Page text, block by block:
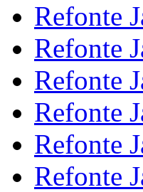
Refonte
Refonte
Refonte
Refonte
Refonte
Refonte